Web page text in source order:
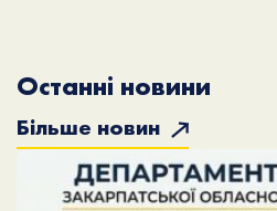
Останні новини
Більше новин